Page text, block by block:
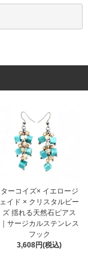
ターコイズ× イエロージ
ェイド × クリスタルビー
ズ 揺れる天然石ピアス
｜サージカルステンレス
フック
3,608円(税込)